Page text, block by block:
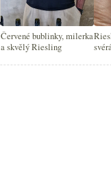
Červené bublinky, milerka
a skvělý Riesling